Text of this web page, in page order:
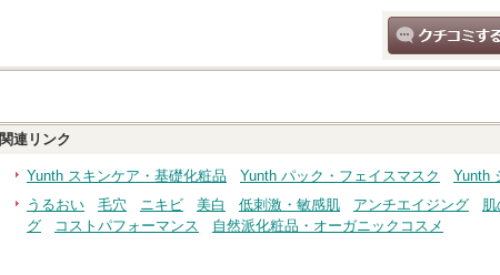
クチコミ
関連リンク
Yunth スキンケア・基礎化粧品 Yunth パック・フェイスマスク
Yunth
うるおい 毛穴 ニキビ 美白 低刺激・敏感肌 アンチエイジング 肌
グ
コストパフォーマンス 自然派化粧品・オーガニックコスメ